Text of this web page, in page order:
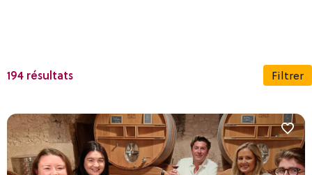
194 résultats Filtrer